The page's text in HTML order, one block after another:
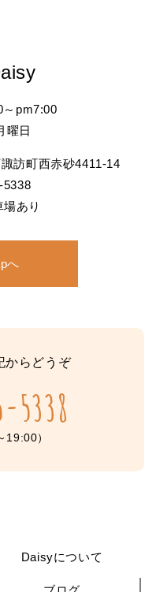
～pm7:00
曜日
訪町西赤砂4411-14
5338
あり
へ
からどうぞ
5338
19:00）
Daisyについて